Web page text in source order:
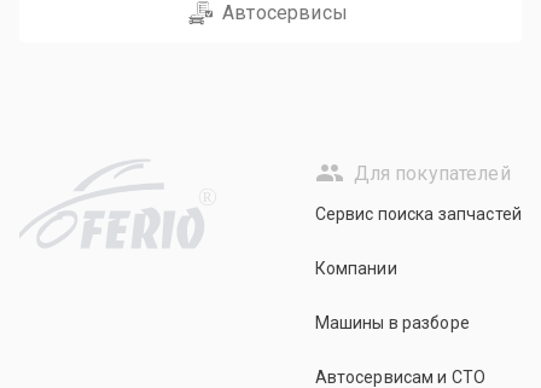
Автосервисы
R
Для покупателей
Сервис поиска запчастей
Компании
Машины в разборе
Автосервисам и СТО